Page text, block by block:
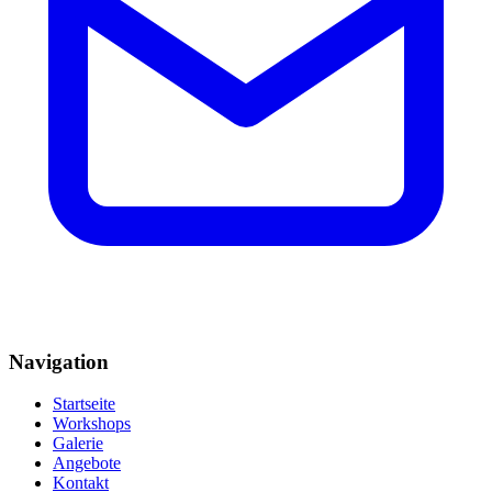
Navigation
Startseite
Workshops
Galerie
Angebote
Kontakt